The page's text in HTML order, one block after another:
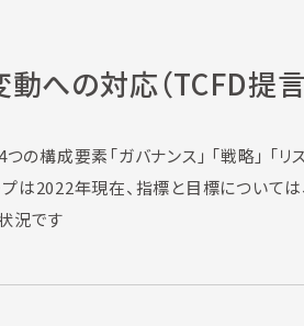
動への対応（TCFD提
の構成要素「ガバナンス」 「戦略」 「
は2022年現在、指標と目標について
況です